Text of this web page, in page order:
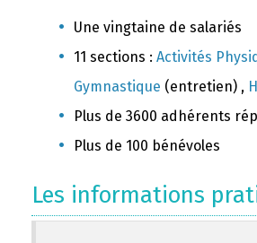
Une vingtaine de salariés
11 sections : Activités
Gymnastique (entretien) ,
Plus de 3600 adhérents
Plus de 100 bénévoles
Les informations